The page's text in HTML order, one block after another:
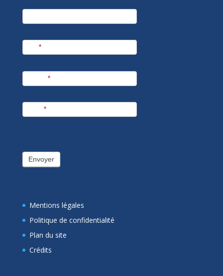
newsletter
*
*
*
Envoyer
Mentions légales
Politique de confidentialité
Plan du site
Crédits